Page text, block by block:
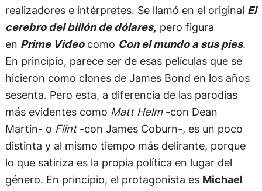
realizadores e intérpretes. Se llamó en el original El
cerebro del billón de dólares, pero figura
en Prime Videocomo Con el mundo a sus pies.
En principio, parece ser de esas películas que se
hicieron como clones de James Bond en los años
sesenta. Pero esta, a diferencia de las parodias
más evidentes como Matt Helm -con Dean
Martin- o Flint-con James Coburn-, es un poco
distinta y al mismo tiempo más delirante, porque
lo que satiriza es la propia política en lugar del
género. En principio, el protagonista es Michael